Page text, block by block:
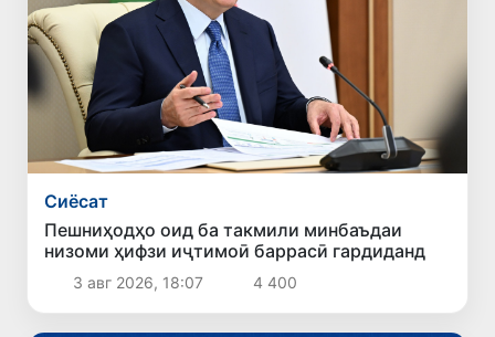
Сиёсат
Пешниҳодҳо оид ба такмили минбаъдаи
низоми ҳифзи иҷтимоӣ баррасӣ гардиданд
3 авг 2026, 18:07 4 400